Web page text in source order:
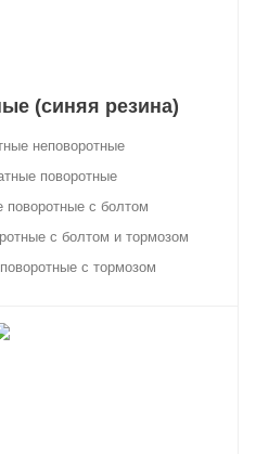
(синяя резина)
неповоротные
поворотные
поворотные с болтом
с болтом и тормозом
с тормозом